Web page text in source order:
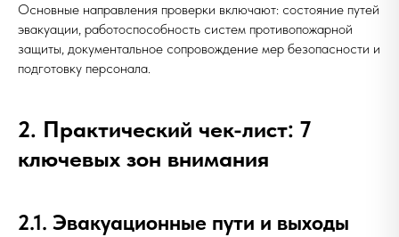
Основные направления проверки включают: состояние путей
эвакуации, работоспособность систем противопожарной
защиты, документальное сопровождение мер безопасности и
подготовку персонала.
2. Практический чек-лист: 7
ключевых зон внимания
2.1. Эвакуационные пути и выходы